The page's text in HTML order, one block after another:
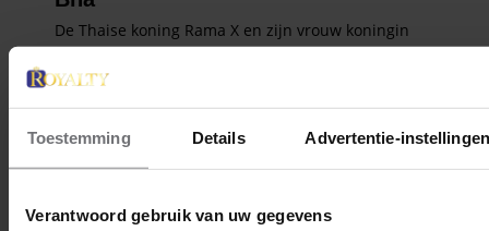
Toestemming Details Advertentie-instellingen
Verantwoord gebruik van uw gegevens